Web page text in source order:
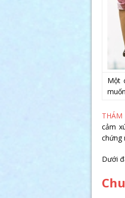
Một
THÁM
cảm
chứng
Dưới